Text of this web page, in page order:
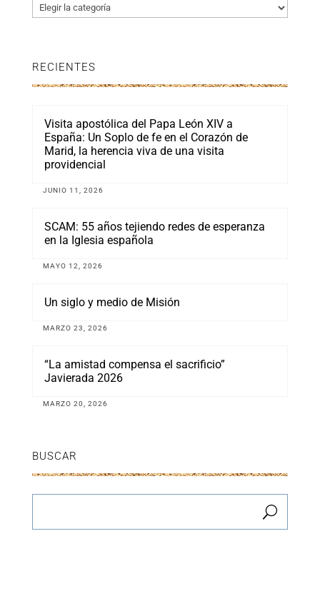
Categorías
RECIENTES
Visita apostólica del Papa León XIV a
España: Un Soplo de fe en el Corazón de
Marid, la herencia viva de una visita
providencial
JUNIO 11, 2026
SCAM: 55 años tejiendo redes de esperanza
en la Iglesia española
MAYO 12, 2026
Un siglo y medio de Misión
MARZO 23, 2026
“La amistad compensa el sacrificio”
Javierada 2026
MARZO 20, 2026
BUSCAR